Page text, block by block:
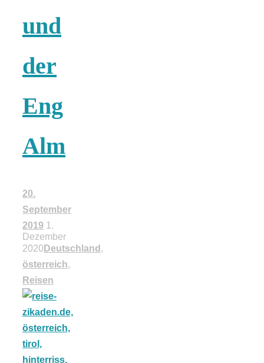
und
der
Eng
Alm
20.
September
2019 1.
Dezember
2020 Deutschland ,
österreich,
Reisen